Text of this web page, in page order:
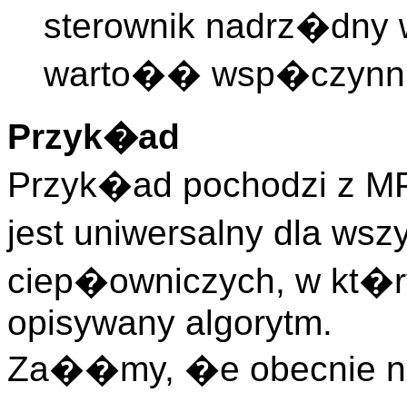
sterownik
warto��
Przyk�ad
Przyk�ad pochodzi z
jest uniwersalny dla
ciep�owniczych, w
opisywany algorytm.
Za��my, �e obecnie